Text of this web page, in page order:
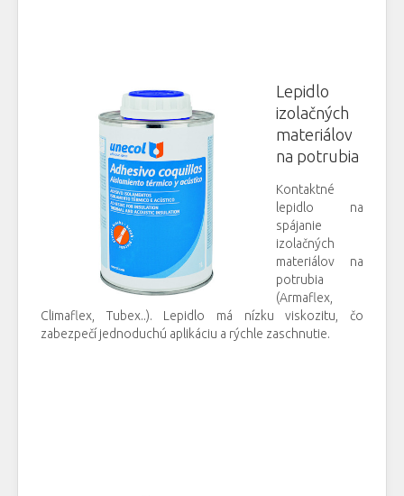
Lepidlo
izolačných
materiálov
na potrubia
Kontaktné
lepidlo na
spájanie
izolačných
materiálov na
potrubia
(Armaflex,
Climaflex, Tubex..). Lepidlo má nízku viskozitu, čo
zabezpečí jednoduchú aplikáciu a rýchle zaschnutie.